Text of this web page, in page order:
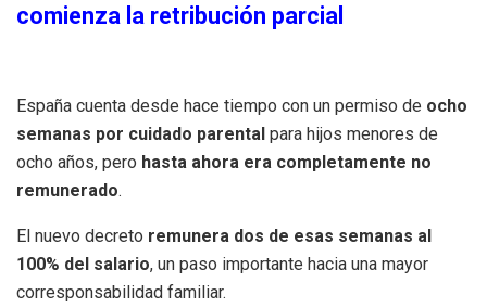
comienza la retribución parcial
España cuenta desde hace tiempo con un permiso de ocho
semanas por cuidado parental para hijos menores de
ocho años, pero hasta ahora era completamente no
remunerado.
El nuevo decreto remunera dos de esas semanas al
100% del salario, un paso importante hacia una mayor
corresponsabilidad familiar.